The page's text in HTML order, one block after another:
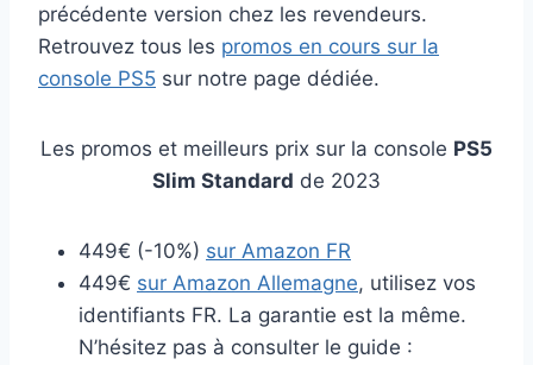
précédente version chez les revendeurs.
Retrouvez tous les promos en cours sur la
console PS5 sur notre page dédiée.
Les promos et meilleurs prix sur la console PS5
Slim Standard de 2023
449€ (-10%) sur Amazon FR
449€ sur Amazon Allemagne, utilisez vos
identifiants FR. La garantie est la même.
N’hésitez pas à consulter le guide :